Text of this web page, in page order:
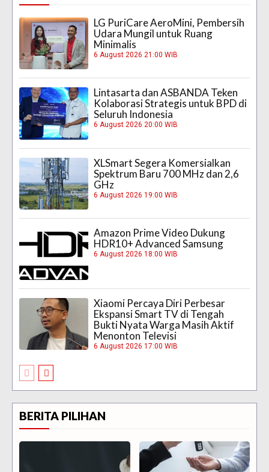
LG PuriCare AeroMini, Pembersih
Udara Mungil untuk Ruang
Minimalis
6 August 2026 21:00 WIB
Lintasarta dan ASBANDA Teken
Kolaborasi Strategis untuk BPD di
Seluruh Indonesia
6 August 2026 20:00 WIB
XLSmart Segera Komersialkan
Spektrum Baru 700 MHz dan 2,6
GHz
6 August 2026 19:00 WIB
Amazon Prime Video Dukung
HDR10+ Advanced Samsung
6 August 2026 18:00 WIB
Xiaomi Percaya Diri Perbesar
Ekspansi Smart TV di Tengah
Bukti Nyata Warga Masih Aktif
Menonton Televisi
6 August 2026 17:00 WIB
BERITA PILIHAN